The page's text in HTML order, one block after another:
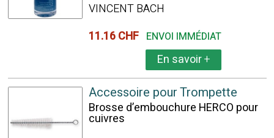
VINCENT BACH
11.16 CHF ENVOI IMMÉDIAT
En savoir+
Accessoire pour Trompette
Brosse d’embouchure HERCO pour
cuivres